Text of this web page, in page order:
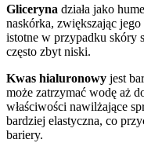
Gliceryna działa jako
naskórka, zwiększając
istotne w przypadku skóry
często zbyt niski.
Kwas hialuronowy jest
może zatrzymać wodę aż
właściwości nawilżające
bardziej elastyczna, co
bariery.